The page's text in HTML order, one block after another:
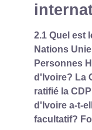
2.1 Quel est
Nations
Personnes
d'Ivoire? La
ratifié la
d'Ivoire a-t-
facultatif?